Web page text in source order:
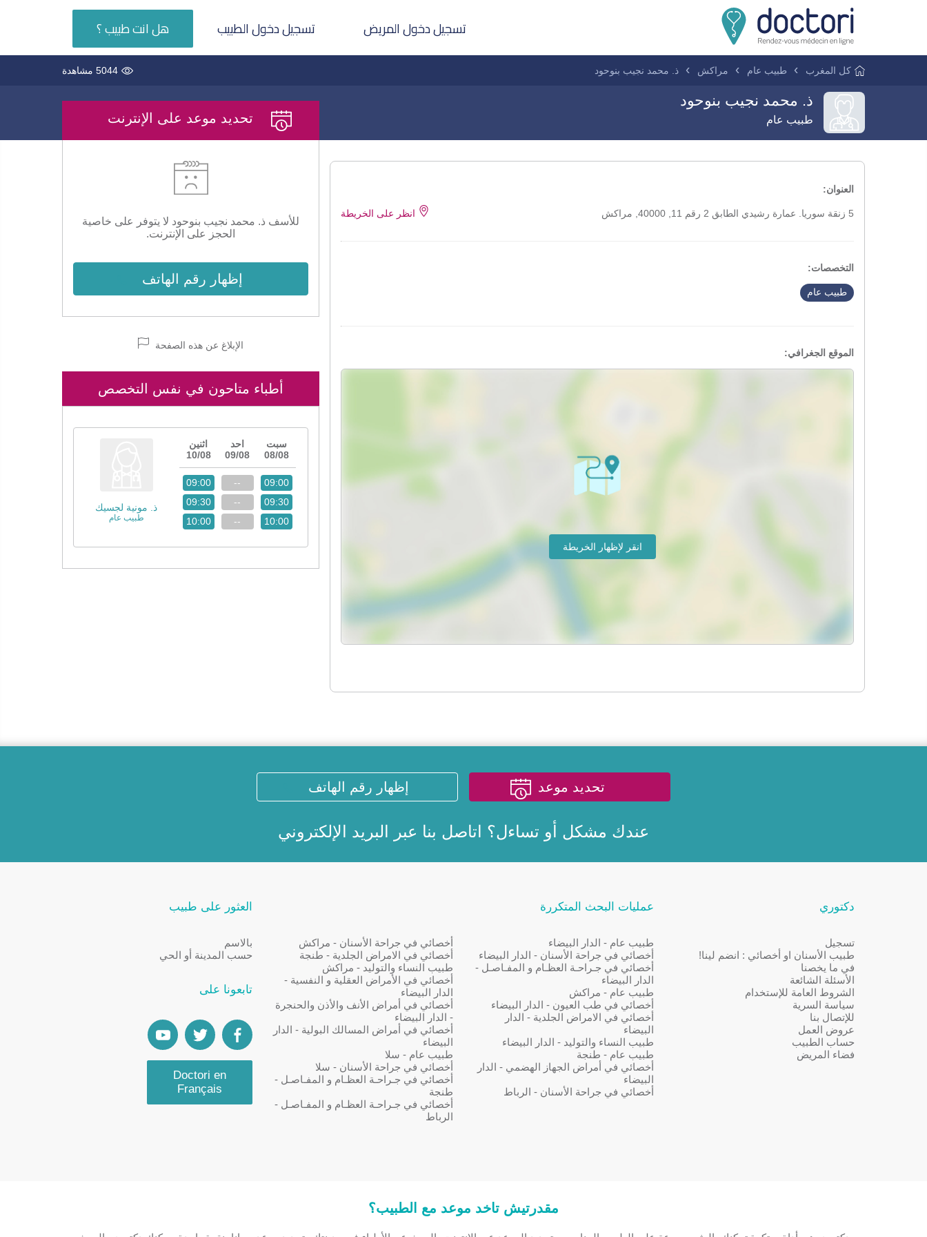
تسجيل دخول المريض تسجيل دخول الطبيب هل انت طبيب ؟
كل المغرب طبيب عام مراكش ذ. محمد نجيب بنوحود 5044 مشاهدة
ذ. محمد نجيب بنوحود
طبيب عام تحديد موعد على الإنترنت
للأسف ذ. محمد نجيب بنوحود لا يتوفر على خاصية
الحجز على الإنترنت.
إظهار رقم الهاتف
الإبلاغ عن هذه الصفحة
أطباء متاحون في نفس التخصص
ذ. مونية لجسيك
طبيب عام
سبت
08/08
احد
09/08
اثنين
10/08
09:00
09:30
10:00
--
--
--
09:00
09:30
10:00
العنوان:
5 زنقة سوريا. عمارة رشيدي الطابق 2 رقم 11, 40000, مراكش انظر على الخريطة
التخصصات:
طبيب عام
الموقع الجغرافي:
تحديد موعد إظهار رقم الهاتف
عندك مشكل أو تساءل؟ اتاصل بنا عبر البريد الإلكتروني
دكتوري
تسجيل
طبيب الأسنان او أخصائي : انضم لينا!
في ما يخصنا
الأسئلة الشائعة
الشروط العامة للإستخدام
سياسة السرية
للإتصال بنا
عروض العمل
حساب الطبيب
فضاء المريض
عمليات البحث المتكررة
طبيب عام - الدار البيضاء
أخصائي في جراحة الأسنان - الدار البيضاء
أخصائي في جـراحـة العظـام و المفـاصـل -
الدار البيضاء
طبيب عام - مراكش
أخصائي في طب العيون - الدار البيضاء
أخصائي في الامراض الجلدية - الدار
البيضاء
طبيب النساء والتوليد - الدار البيضاء
طبيب عام - طنجة
أخصائي في أمراض الجهاز الهضمي - الدار
البيضاء
أخصائي في جراحة الأسنان - الرباط
أخصائي في جراحة الأسنان - مراكش
أخصائي في الامراض الجلدية - طنجة
طبيب النساء والتوليد - مراكش
أخصائي في الأمراض العقلية و النفسية -
الدار البيضاء
أخصائي في أمراض الأنف والأذن والحنجرة
- الدار البيضاء
أخصائي في أمراض المسالك البولية - الدار
البيضاء
طبيب عام - سلا
أخصائي في جراحة الأسنان - سلا
أخصائي في جـراحـة العظـام و المفـاصـل -
طنجة
أخصائي في جـراحـة العظـام و المفـاصـل -
الرباط
العثور على طبيب
بالاسم
حسب المدينة أو الحي
تابعونا على
Doctori en
Français
مقدرتيش تاخد موعد مع الطبيب؟